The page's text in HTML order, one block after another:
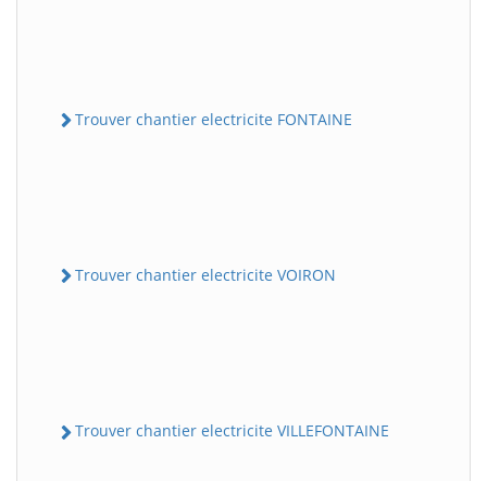
Trouver chantier electricite FONTAINE
Trouver chantier electricite VOIRON
Trouver chantier electricite VILLEFONTAINE